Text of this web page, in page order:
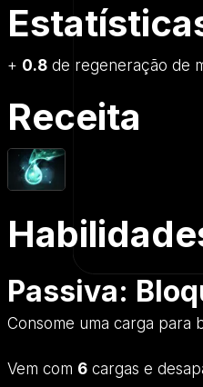
+ 0.8 de regeneração de
Receita
Passiva:
Consome uma carga para
Vem com 6 cargas e